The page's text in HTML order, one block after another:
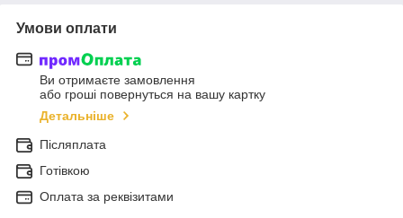
Умови оплати
Ви отримаєте замовлення
або гроші повернуться на вашу картку
Детальніше
Післяплата
Готівкою
Оплата за реквізитами